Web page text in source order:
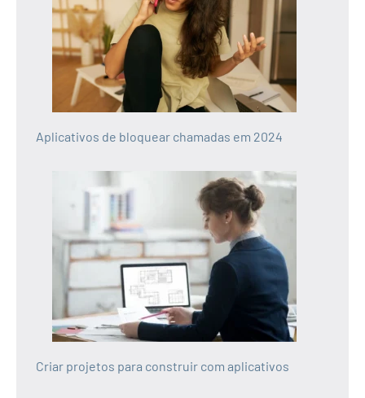
Aplicativos de bloquear chamadas em 2024
Criar projetos para construir com aplicativos